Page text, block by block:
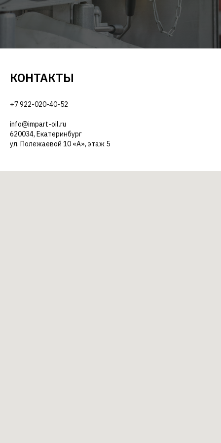
КОНТАКТЫ
+7 922-020-40-52
info@impart-oil.ru
620034, Екатеринбург
ул. Полежаевой 10 «А», этаж 5